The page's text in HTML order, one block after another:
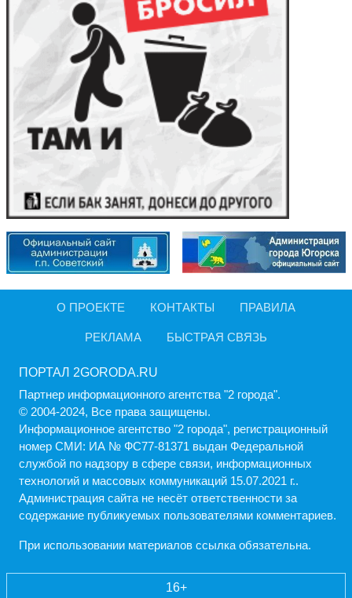
О ПРОЕКТЕ КОНТАКТЫ ПРАВИЛА
РЕКЛАМА БЫСТРАЯ СВЯЗЬ
ПОРТАЛ 2GORODA.RU
Партнер информационного агентства "2 города".
© 2004-2024, Все права защищены.
Информационное агентство "2 города", регистрационный
номер СМИ: ИА № ФС77-81371 выдан Федеральной
службой по надзору в сфере связи, информационных
технологий и массовых коммуникаций 15.07.2021 г..
Администрация cайта не несёт ответственности за
содержание публикуемых пользователями комментариев.
При использовании материалов ссылка обязательна.
16+